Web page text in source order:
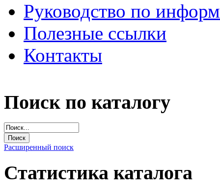
Руководство по
Полезные ссылки
Контакты
Поиск по каталогу
Расширенный поиск
Статистика каталога